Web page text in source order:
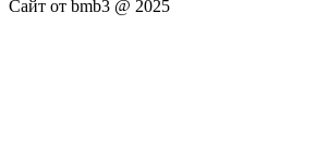
Сайт от bmb3 @ 2025